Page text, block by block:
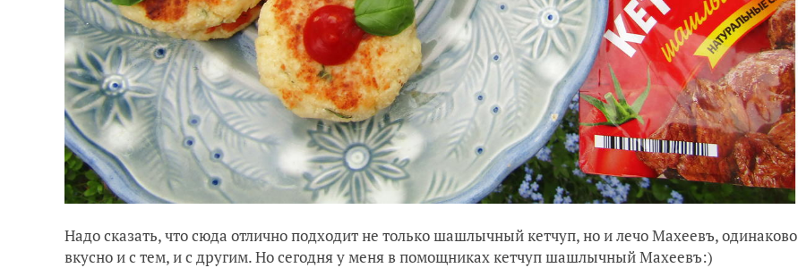
Надо сказать, что сюда отлично подходит не только шашлычный кетчуп, но и лечо Махеевъ, одинаково
вкусно и с тем, и с другим. Но сегодня у меня в помощниках кетчуп шашлычный Махеевъ:)